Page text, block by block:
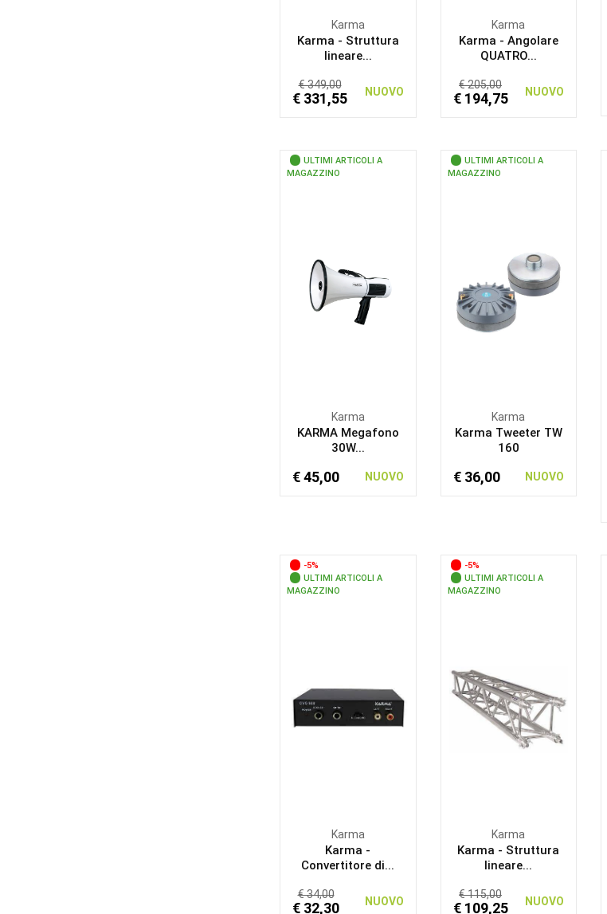
Karma
Karma - Struttura
lineare...
€ 349,00
€ 331,55 NUOVO
Karma
Karma - Angolare
QUATRO...
€ 205,00
€ 194,75 NUOVO
ULTIMI ARTICOLI A
MAGAZZINO
Karma
KARMA Megafono
30W...
€ 45,00 NUOVO
ULTIMI ARTICOLI A
MAGAZZINO
Karma
Karma Tweeter TW
160
€ 36,00 NUOVO
-5%
ULTIMI ARTICOLI A
MAGAZZINO
Karma
Karma -
Convertitore di...
€ 34,00
€ 32,30 NUOVO
-5%
ULTIMI ARTICOLI A
MAGAZZINO
Karma
Karma - Struttura
lineare...
€ 115,00
€ 109,25 NUOVO